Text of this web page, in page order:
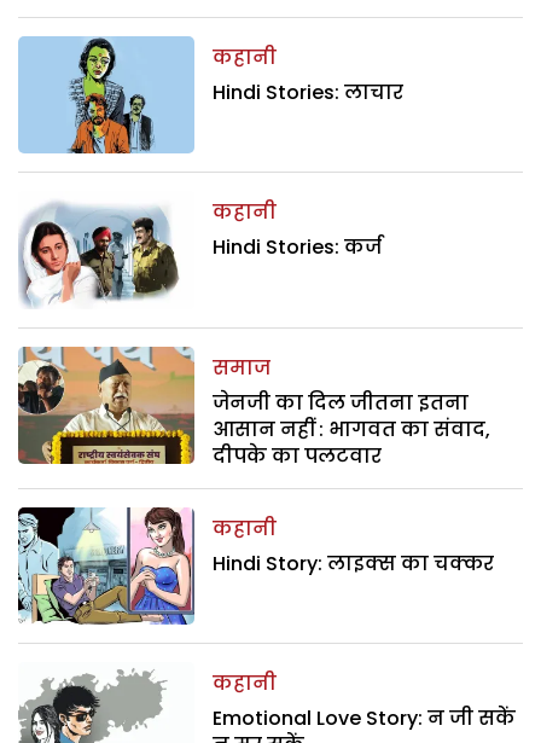
कहानी
Hindi Stories: लाचार
कहानी
Hindi Stories: कर्ज
समाज
जेनजी का दिल जीतना इतना
आसान नहीं : भागवत का संवाद,
दीपके का पलटवार
कहानी
Hindi Story: लाइक्स का चक्कर
कहानी
Emotional Love Story: न जी सकें